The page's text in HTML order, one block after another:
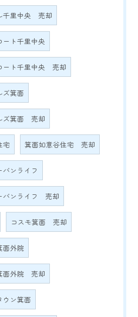
千里中央 売却
ート千里中央
ート千里中央 売却
ズ箕面
ズ箕面 売却
宅 箕面如意谷住宅 売却
バンライフ
バンライフ 売却
コスモ箕面 売却
面外院
面外院 売却
ウン箕面